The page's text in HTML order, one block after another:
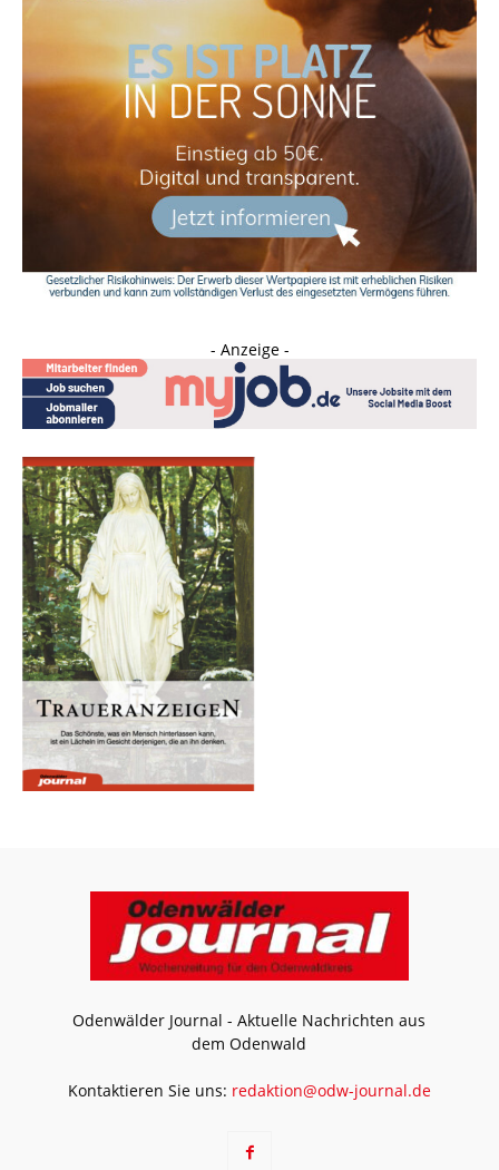
- Anzeige -
Odenwälder Journal - Aktuelle Nachrichten aus
dem Odenwald
Kontaktieren Sie uns: redaktion@odw-journal.de